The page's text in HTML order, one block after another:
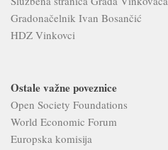
Gradonačelnik Ivan Bosančić
HDZ Vinkovci
Ostale važne poveznice
Open Society Foundations
World Economic Forum
Europska komisija